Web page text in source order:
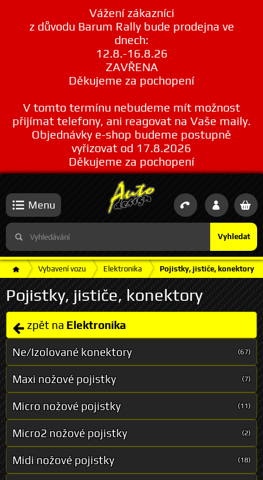
Vážení zákazníci
z důvodu Barum Rally bude prodejna ve
dnech:
12.8.-16.8.26
ZAVŘENA
Děkujeme za pochopení
V tomto termínu nebudeme mít možnost
přijímat telefony, ani reagovat na Vaše maily.
Objednávky e-shop budeme postupně
vyřizovat od 17.8.2026
Děkujeme za pochopení
Vyhledat
Menu
Vybavení vozu Elektronika Pojistky, jističe, konektory
Pojistky, jističe, konektory
zpět na Elektronika
Ne/Izolované konektory (67)
Maxi nožové pojistky (7)
Micro nožové pojistky (11)
Micro2 nožové pojistky (2)
Midi nožové pojistky (18)